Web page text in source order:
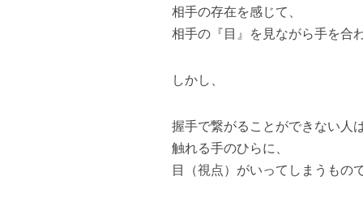
相手の存在を感じて、
相手の『目』を見ながら手を合
しかし、
握手で繋がることができない人は
触れる手のひらに、
目（視点）がいってしまうもの